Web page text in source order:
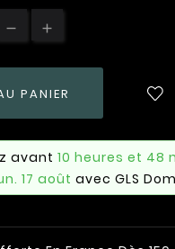
PANIER
avant 10 heures et 48
17 août avec GLS